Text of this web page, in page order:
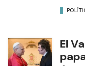
El